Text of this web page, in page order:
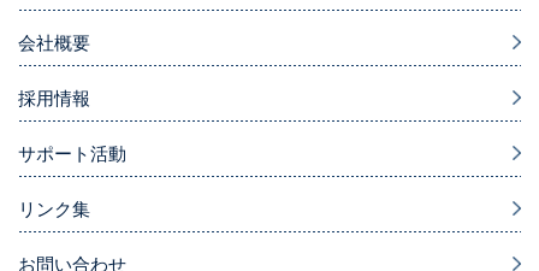
会社概要
採用情報
サポート活動
リンク集
お問い合わせ